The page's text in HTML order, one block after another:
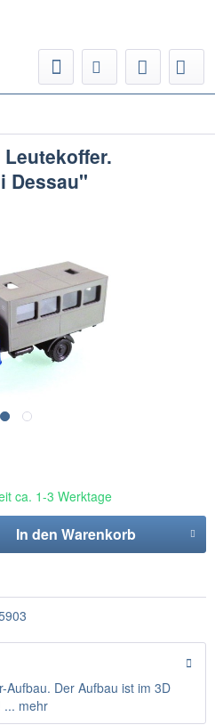
Leutekoffer.
Dessau"
ca. 1-3 Werktage
In den Warenkorb
Aufbau. Der Aufbau ist im 3D
... mehr